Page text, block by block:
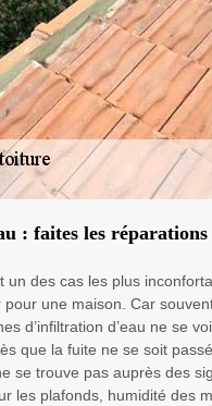
: faites les réparations
un des cas les plus
une maison. Car
d’infiltration d’eau ne se
que la fuite ne se soit
se trouve pas auprès des
les plafonds, humidité des